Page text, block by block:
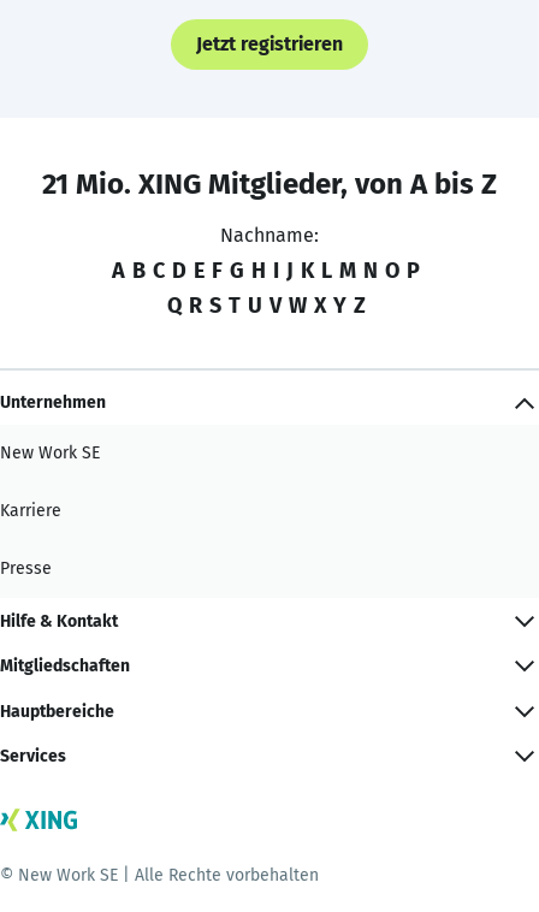
Jetzt registrieren
21 Mio. XING Mitglieder, von A bis Z
Nachname:
A B C D E F G H I J K L M N O P
Q R S T U V W X Y Z
Unternehmen
New Work SE
Karriere
Presse
Hilfe & Kontakt
Mitgliedschaften
Hauptbereiche
Services
© New Work SE | Alle Rechte vorbehalten